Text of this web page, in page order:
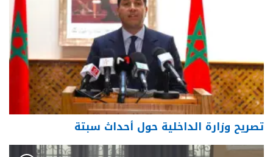
تصريح وزارة الداخلية حول أحداث سبتة